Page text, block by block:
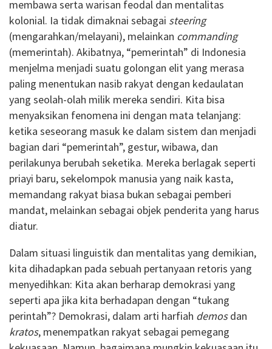
membawa serta warisan feodal dan mentalitas
kolonial. Ia tidak dimaknai sebagai steering
(mengarahkan/melayani), melainkan commanding
(memerintah). Akibatnya, “pemerintah” di Indonesia
menjelma menjadi suatu golongan elit yang merasa
paling menentukan nasib rakyat dengan kedaulatan
yang seolah-olah milik mereka sendiri. Kita bisa
menyaksikan fenomena ini dengan mata telanjang:
ketika seseorang masuk ke dalam sistem dan menjadi
bagian dari “pemerintah”, gestur, wibawa, dan
perilakunya berubah seketika. Mereka berlagak seperti
priayi baru, sekelompok manusia yang naik kasta,
memandang rakyat biasa bukan sebagai pemberi
mandat, melainkan sebagai objek penderita yang harus
diatur.
Dalam situasi linguistik dan mentalitas yang demikian,
kita dihadapkan pada sebuah pertanyaan retoris yang
menyedihkan: Kita akan berharap demokrasi yang
seperti apa jika kita berhadapan dengan “tukang
perintah”? Demokrasi, dalam arti harfiah demosdan
kratos, menempatkan rakyat sebagai pemegang